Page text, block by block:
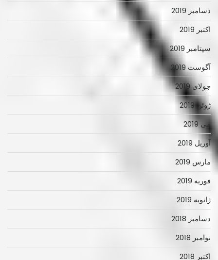
دسامبر 2019
اکتبر 2019
سپتامبر 2019
آگوست 2019
جولای 2019
ژوئن 2019
می 2019
آوریل 2019
مارس 2019
فوریه 2019
ژانویه 2019
دسامبر 2018
نوامبر 2018
اکتبر 2018